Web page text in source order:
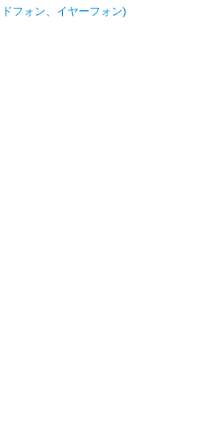
フォン、イヤーフォン)